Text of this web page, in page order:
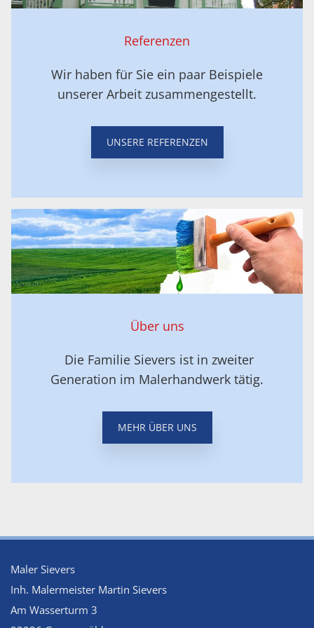
Referenzen
Wir haben für Sie ein paar Beispiele
unserer Arbeit zusammengestellt.
UNSERE REFERENZEN
Über uns
Die Familie Sievers ist in zweiter
Generation im Malerhandwerk tätig.
MEHR ÜBER UNS
Maler Sievers
Inh. Malermeister Martin Sievers
Am Wasserturm 3